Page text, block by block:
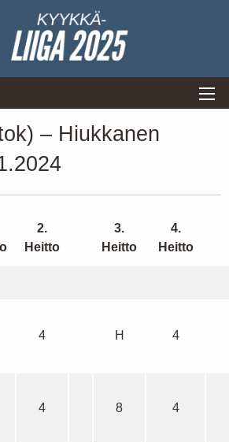
– Hiukkanen
2.
Heitto
3.
Heitto
4.
Heitto
4 H 4
4 8 4